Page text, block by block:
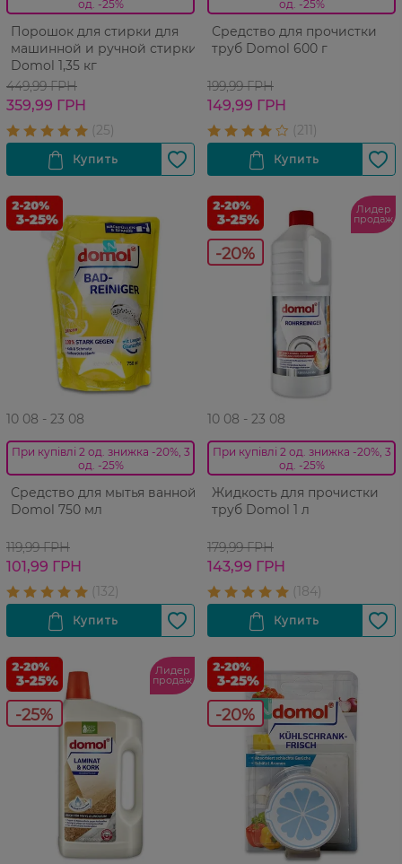
од. -25%
Порошок для стирки для
машинной и ручной стирки
Domol 1,35 кг
449,99 ГРН
359,99 ГРН
од. -25%
Средство для прочистки
труб Domol 600 г
199,99 ГРН
149,99 ГРН
10 08 - 23 08
При купівлі 2 од. знижка -20%, 3
од. -25%
Средство для мытья ванной
Domol 750 мл
119,99 ГРН
101,99 ГРН
-20%
Лидер
продаж
10 08 - 23 08
При купівлі 2 од. знижка -20%, 3
од. -25%
Жидкость для прочистки
труб Domol 1 л
179,99 ГРН
143,99 ГРН
-25%
Лидер
продаж
-20%